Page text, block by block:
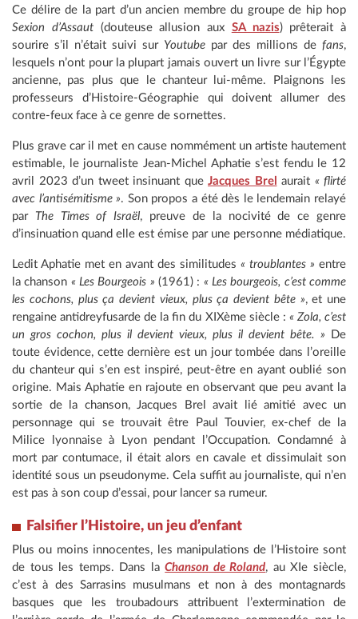
Ce délire de la part d’un ancien membre du groupe de hip hop
Sexion d’Assaut(douteuse allusion aux SA nazis) prêterait à
sourire s’il n’était suivi sur Youtube par des millions de fans,
lesquels n’ont pour la plupart jamais ouvert un livre sur l’Égypte
ancienne, pas plus que le chanteur lui-même. Plaignons les
professeurs d’Histoire-Géographie qui doivent allumer des
contre-feux face à ce genre de sornettes.
Plus grave car il met en cause nommément un artiste hautement
estimable, le journaliste Jean-Michel Aphatie s’est fendu le 12
avril 2023 d’un tweet insinuant que Jacques Brel aurait « flirté
avec l’antisémitisme ». Son propos a été dès le lendemain relayé
par The Times of Israël, preuve de la nocivité de ce genre
d’insinuation quand elle est émise par une personne médiatique.
Ledit Aphatie met en avant des similitudes « troublantes » entre
la chanson « Les Bourgeois » (1961) : « Les bourgeois, c’est comme
les cochons, plus ça devient vieux, plus ça devient bête », et une
rengaine antidreyfusarde de la fin du XIXème siècle : « Zola, c’est
un gros cochon, plus il devient vieux, plus il devient bête. »
De
toute évidence, cette dernière est un jour tombée dans l’oreille
du chanteur qui s’en est inspiré, peut-être en ayant oublié son
origine. Mais Aphatie en rajoute en observant que peu avant la
sortie de la chanson, Jacques Brel avait lié amitié avec un
personnage qui se trouvait être Paul Touvier, ex-chef de la
Milice lyonnaise à Lyon pendant l’Occupation. Condamné à
mort par contumace, il était alors en cavale et dissimulait son
identité sous un pseudonyme. Cela suffit au journaliste, qui n’en
est pas à son coup d’essai, pour lancer sa rumeur.
Falsifier l’Histoire, un jeu d’enfant
Plus ou moins innocentes, les manipulations de l’Histoire sont
de tous les temps. Dans laChanson de Roland, au XIe siècle,
c’est à des Sarrasins musulmans et non à des montagnards
basques que les troubadours attribuent l’extermination de